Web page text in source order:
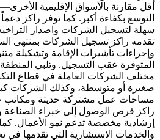
أقل مقارنة بالأسواق الإقليمية
التوسع بكفاءة أكبر. كما توفر راكز
سهلة لتسجيل الشركات واصدار
تقدمه راكز تسجيل الشركات بمنتهى
وإجراءات تأشيرات الإقامة وتشكيلة
المتوفرة عقب التسجيل. وتلبي المنطقة
مختلف الشركات العاملة في قطاع
صغيرة أو متوسطة، وكذلك الشركات
مساحات عمل مشتركة حديثة ومكاتب
راكز فرص الوصول إلى خبراء الصناعة
إرشادية مخصصة تدعم نمو الأعمال.
والخدمات الاستشارية التي تقدمها في